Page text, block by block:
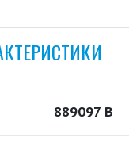
889097 B